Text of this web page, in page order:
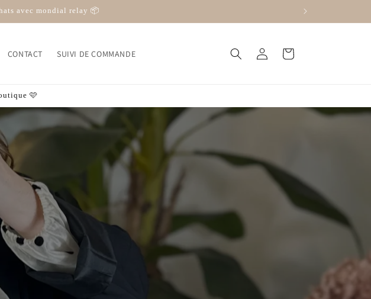
code BIENVENUE10
CONTACT SUIVI DE COMMANDE Connexion Panier
🩷